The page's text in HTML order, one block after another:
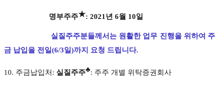
명부주주★: 2021년 6월 10일
실질주주분들께서는 원활한 업무 진행을 위하여 주
금 납입을 전일(6/3일)까지 요청 드립니다.
10. 주금납입처: 실질주주♣: 주주 개별 위탁증권회사